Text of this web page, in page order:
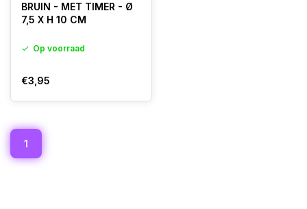
BRUIN - MET TIMER - Ø
7,5 X H 10 CM
Op voorraad
€3,95
1